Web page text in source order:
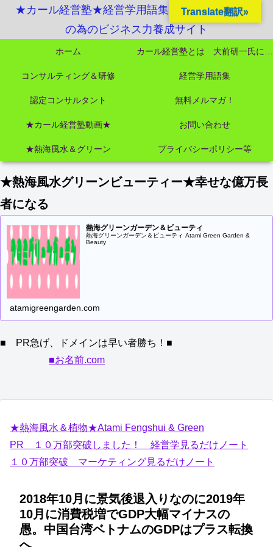
★カール経営塾★経営学用語集起業独立成功MBA
の為のビジネス力養成サイト
ホーム
コンサルティング＆研修 経営学用語集
認定コンサルタント 無料メルマガ！
★カール経営塾動画★ お問い合わせ
★熱海風水＆グリーン プライバシーポリシー等
★熱海風水グリーンビューティー★幸せな億万長
者になる
熱海グリーンガーデン＆ビューティ
熱海グリーンガーデン＆ビューティ Atami Green Garden &
Beauty
atamigreengarden.com
■ PR急げ、ドメインは早い者勝ち！■
■お名前.com
★熱海風水＆植物★Atami Fengshui & Green
PR １０万部突破しました！ 経営学見るだけノート
１０万部突破 マーケティング見るだけノート
2018年10月に景気後退入りなのに2019年
10月に消費税増でGDP大幅マイナスの
愚。中国台湾ベトナムのGDPはプラス転換
Translate翻訳»